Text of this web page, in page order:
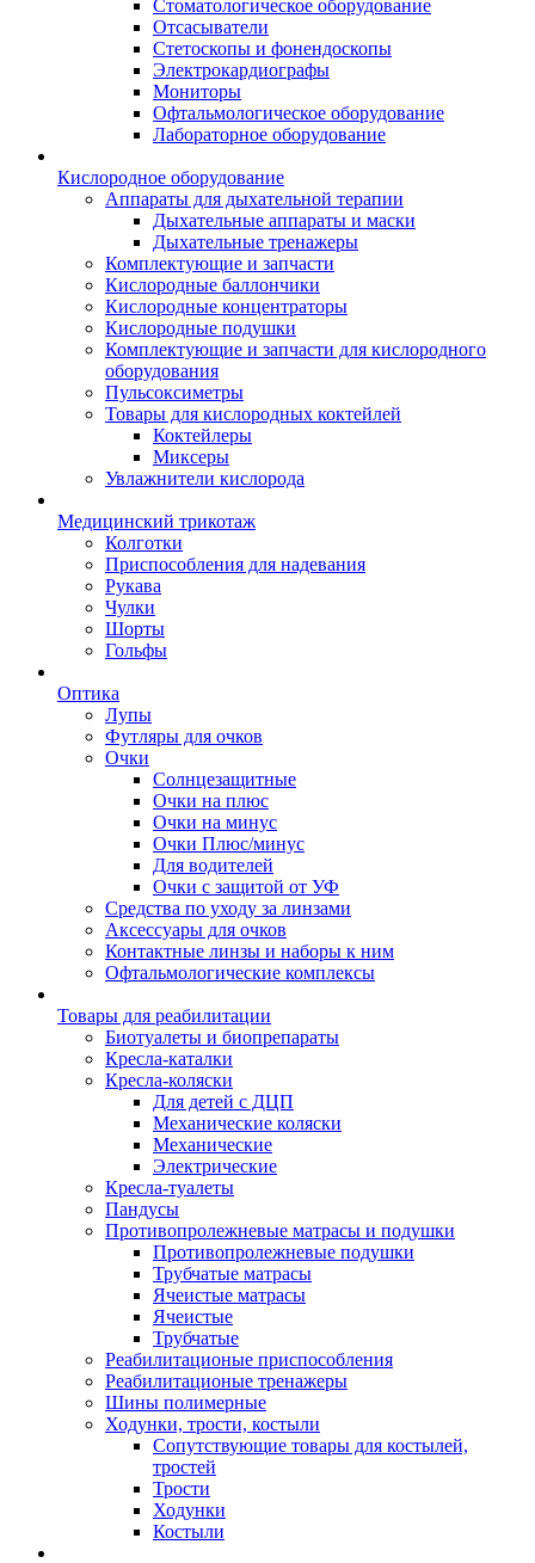
Стоматологическое оборудование
Отсасыватели
Стетоскопы и фонендоскопы
Электрокардиографы
Мониторы
Офтальмологическое оборудование
Лабораторное оборудование
Кислородное оборудование
Аппараты для дыхательной терапии
Дыхательные аппараты и маски
Дыхательные тренажеры
Комплектующие и запчасти
Кислородные баллончики
Кислородные концентраторы
Кислородные подушки
Комплектующие и запчасти для кислородного
оборудования
Пульсоксиметры
Товары для кислородных коктейлей
Коктейлеры
Миксеры
Увлажнители кислорода
Медицинский трикотаж
Колготки
Приспособления для надевания
Рукава
Чулки
Шорты
Гольфы
Оптика
Лупы
Футляры для очков
Очки
Солнцезащитные
Очки на плюс
Очки на минус
Очки Плюс/минус
Для водителей
Очки с защитой от УФ
Средства по уходу за линзами
Аксессуары для очков
Контактные линзы и наборы к ним
Офтальмологические комплексы
Товары для реабилитации
Биотуалеты и биопрепараты
Кресла-каталки
Кресла-коляски
Для детей с ДЦП
Механические коляски
Механические
Электрические
Кресла-туалеты
Пандусы
Противопролежневые матрасы и подушки
Противопролежневые подушки
Трубчатые матрасы
Ячеистые матрасы
Ячеистые
Трубчатые
Реабилитационые приспособления
Реабилитационые тренажеры
Шины полимерные
Ходунки, трости, костыли
Сопутствующие товары для костылей,
тростей
Трости
Ходунки
Костыли